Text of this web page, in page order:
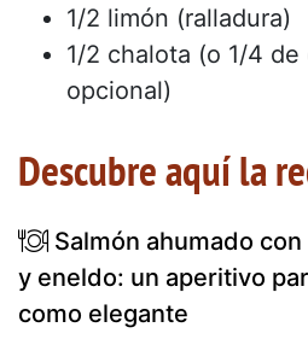
1/2 limón (ralladura)
1/2 chalota (o 1/4 de
opcional)
Descubre aquí la
Salmón ahumado
y eneldo: un aperitivo
como elegante